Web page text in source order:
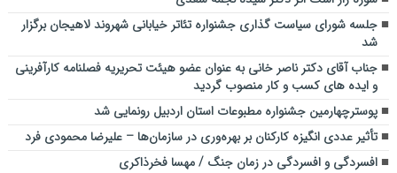
جلسه شورای سیاست گذاری جشنواره تئاتر خیابانی شهروند لاهیجان برگزار
شد
جناب آقای دکتر ناصر خانی به عنوان عضو هیئت تحریریه فصلنامه کارآفرینی
و ایده های کسب و کار منصوب گردید
پوسترچهارمین جشنواره مطبوعات استان اردبیل رونمایی شد
تأثیر عددی انگیزه کارکنان بر بهره‌وری در سازمان‌ها – علیرضا محمودی فرد
افسردگی و افسردگی در زمان جنگ / مهسا فخرذاکری